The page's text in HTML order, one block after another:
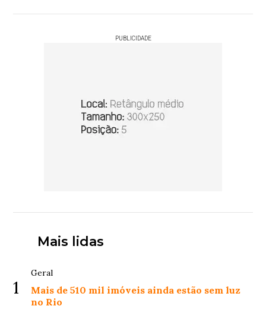
PUBLICIDADE
Mais lidas
1
Geral
Mais de 510 mil imóveis ainda estão sem luz
no Rio